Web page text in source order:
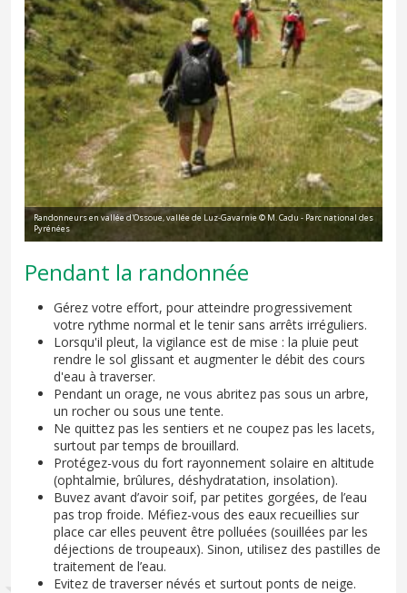
Randonneurs en vallée d'Ossoue, vallée de Luz-Gavarnie © M. Cadu - Parc national des
Pyrénées
Pendant la randonnée
Gérez votre effort, pour atteindre progressivement
votre rythme normal et le tenir sans arrêts irréguliers.
Lorsqu'il pleut, la vigilance est de mise : la pluie peut
rendre le sol glissant et augmenter le débit des cours
d'eau à traverser.
Pendant un orage, ne vous abritez pas sous un arbre,
un rocher ou sous une tente.
Ne quittez pas les sentiers et ne coupez pas les lacets,
surtout par temps de brouillard.
Protégez-vous du fort rayonnement solaire en altitude
(ophtalmie, brûlures, déshydratation, insolation).
Buvez avant d’avoir soif, par petites gorgées, de l’eau
pas trop froide. Méfiez-vous des eaux recueillies sur
place car elles peuvent être polluées (souillées par les
déjections de troupeaux). Sinon, utilisez des pastilles de
traitement de l’eau.
Evitez de traverser névés et surtout ponts de neige.